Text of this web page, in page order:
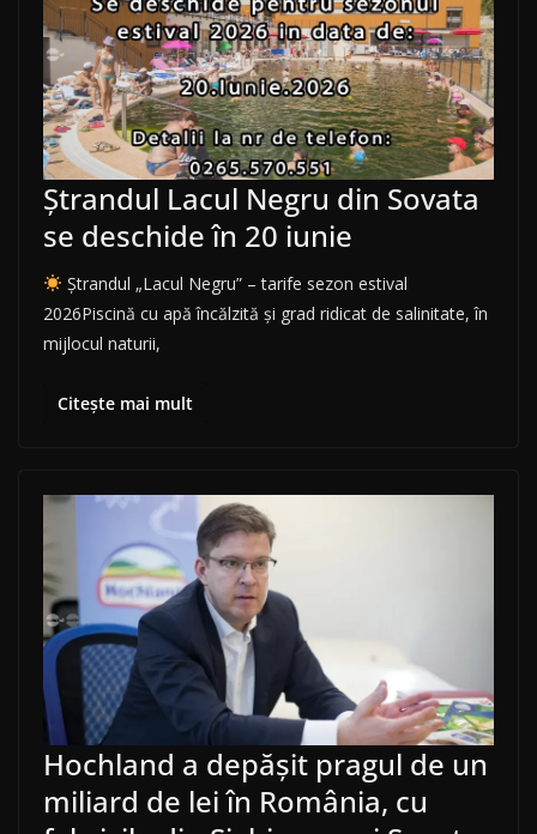
Ștrandul Lacul Negru din Sovata
se deschide în 20 iunie
Ștrandul „Lacul Negru” – tarife sezon estival
2026Piscină cu apă încălzită și grad ridicat de salinitate, în
mijlocul naturii,
Citește mai mult
Hochland a depășit pragul de un
miliard de lei în România, cu